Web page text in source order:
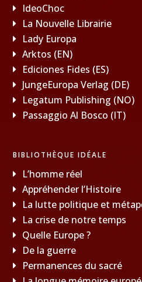
IdeoChoc
La Nouvelle Librairie
Lady Europa
Arktos (EN)
Ediciones Fides (ES)
JungeEuropa Verlag (DE)
Legatum Publishing (NO)
Passaggio Al Bosco (IT)
BIBLIOTHÈQUE IDÉALE
L’homme réel
Appréhender l’Histoire
La lutte politique et
La crise de notre temps
Quelle Europe ?
De la guerre
Permanences du sacré